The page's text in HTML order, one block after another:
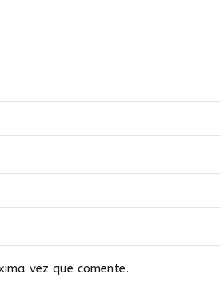
vez que comente.